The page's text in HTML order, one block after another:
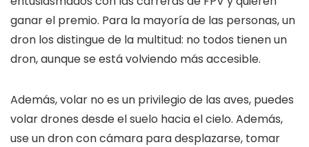
ganar el premio. Para la mayoría de las personas, un
dron los distingue de la multitud: no todos tienen un
dron, aunque se está volviendo más accesible.
Además, volar no es un privilegio de las aves, puedes
volar drones desde el suelo hacia el cielo. Además,
use un dron con cámara para desplazarse, tomar